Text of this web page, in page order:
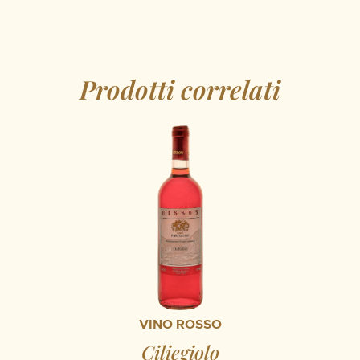
Prodotti correlati
VINO ROSSO
Ciliegiolo